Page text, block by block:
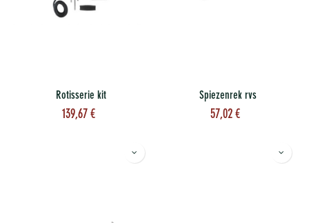
Rotisserie kit
139,67€
Spiezenrek rvs
57,02 €